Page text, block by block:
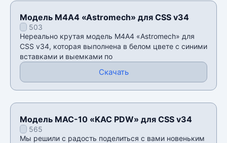
Модель М4А4 «Astromech» для CSS v34
503
Нереально крутая модель М4А4 «Astromech» для
CSS v34, которая выполнена в белом цвете с синими
вставками и выемками по
Скачать
Модель MAC-10 «KAC PDW» для CSS v34
565
Мы решили с радость поделиться с вами новеньким